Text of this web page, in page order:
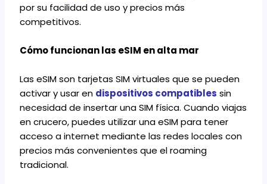
por su facilidad de uso y precios más
competitivos.
Cómo funcionan las eSIM en alta mar
Las eSIM son tarjetas SIM virtuales que se pueden
activar y usar en dispositivos compatibles sin
necesidad de insertar una SIM física. Cuando viajas
en crucero, puedes utilizar una eSIM para tener
acceso a internet mediante las redes locales con
precios más convenientes que el roaming
tradicional.